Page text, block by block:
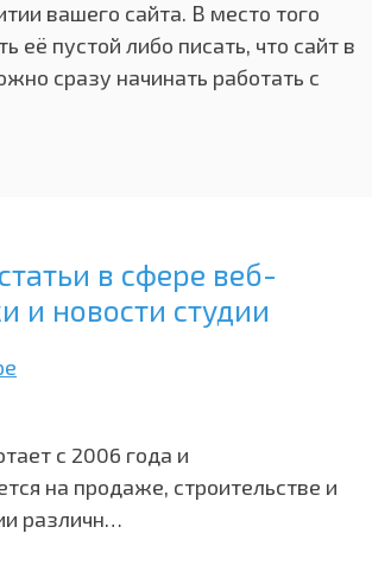
вашего сайта. В место того
её пустой либо писать, что сайт в
сразу начинать работать с
в сфере веб-
и новости студии
с 2006 года и
на продаже, строительстве и
различн…